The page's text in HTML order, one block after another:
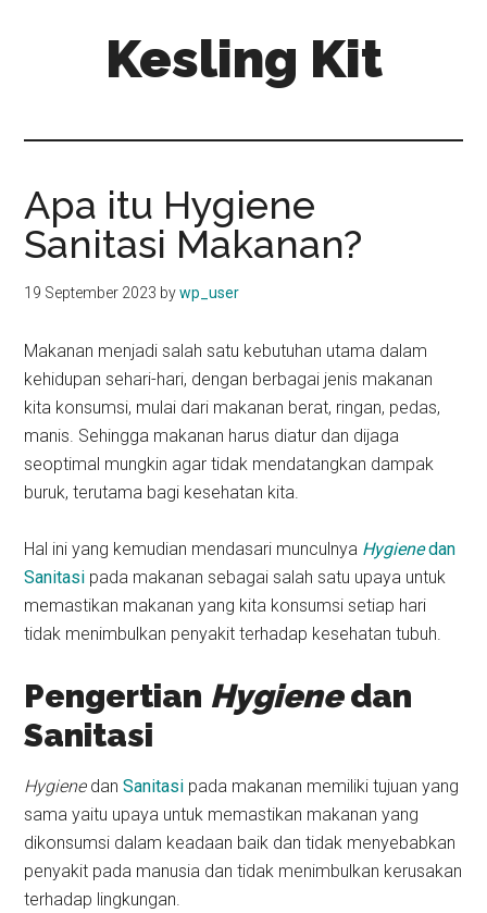
Kesling Kit
Apa itu Hygiene
Sanitasi Makanan?
19 September 2023 bywp_user
Makanan menjadi salah satu kebutuhan utama dalam
kehidupan sehari-hari, dengan berbagai jenis makanan
kita konsumsi, mulai dari makanan berat, ringan, pedas,
manis. Sehingga makanan harus diatur dan dijaga
seoptimal mungkin agar tidak mendatangkan dampak
buruk, terutama bagi kesehatan kita.
Hal ini yang kemudian mendasari munculnya Hygienedan
Sanitasi pada makanan sebagai salah satu upaya untuk
memastikan makanan yang kita konsumsi setiap hari
tidak menimbulkan penyakit terhadap kesehatan tubuh.
Pengertian Hygienedan
Sanitasi
HygienedanSanitasi pada makanan memiliki tujuan yang
sama yaitu upaya untuk memastikan makanan yang
dikonsumsi dalam keadaan baik dan tidak menyebabkan
penyakit pada manusia dan tidak menimbulkan kerusakan
terhadap lingkungan.